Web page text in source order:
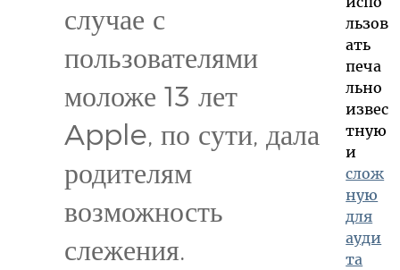
случае с
пользователями
моложе 13 лет
Apple, по сути, дала
родителям
возможность
слежения.
льзов
ать
печа
льно
извес
тную
и
слож
ную
для
ауди
та